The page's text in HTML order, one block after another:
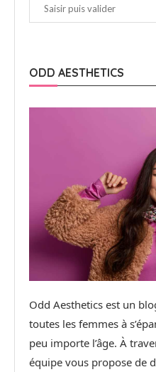
ODD AESTHETICS
Odd Aesthetics est un
toutes les femmes à
peu importe l’âge. À
équipe vous propose de